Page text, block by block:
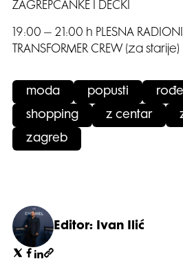
ZAGREPČANKE I DEČKI
19:00 – 21:00 h PLESNA
TRANSFORMER CREW (za starije)
moda popusti
shopping z centar
zagreb
Editor: Ivan Ilić